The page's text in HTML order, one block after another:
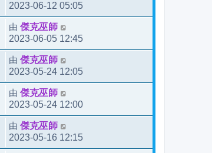
2023-06-12 05:05
由 傑克巫師
2023-06-05 12:45
由 傑克巫師
2023-05-24 12:05
由 傑克巫師
2023-05-24 12:00
由 傑克巫師
2023-05-16 12:15